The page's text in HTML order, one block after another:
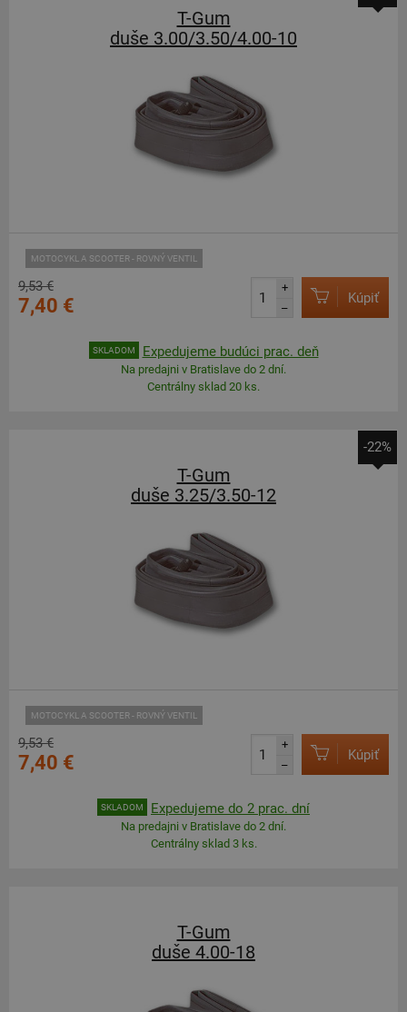
T-Gum
duše 3.00/3.50/4.00-10
MOTOCYKL A SCOOTER - ROVNÝ VENTIL
9,53 €
7,40 €
+
–
Kúpiť
SKLADOM Expedujeme budúci prac. deň
Na predajni v Bratislave do 2 dní.
Centrálny sklad 20 ks.
-22%
T-Gum
duše 3.25/3.50-12
MOTOCYKL A SCOOTER - ROVNÝ VENTIL
9,53 €
7,40 €
+
–
Kúpiť
SKLADOM Expedujeme do 2 prac. dní
Na predajni v Bratislave do 2 dní.
Centrálny sklad 3 ks.
T-Gum
duše 4.00-18